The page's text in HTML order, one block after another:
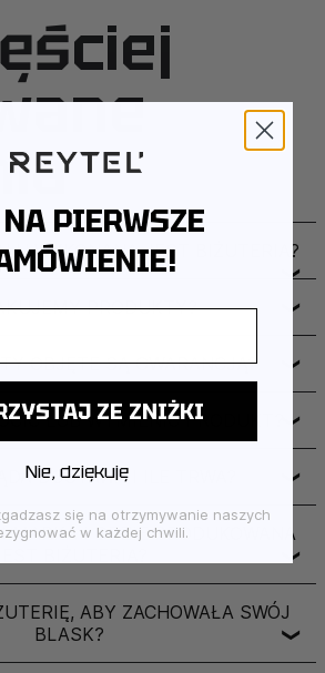
WYKONANA JEST BIŻUTERIA?
❯
PRODUKTY? ❯
OBJĘTE SĄ GWARANCJĄ? ❯
LUB WYMIENIĆ PRODUKT? ❯
DOSTAWA I ILE TRWA? ❯
MARKA I GDZIE PRODUKOWANA
❯
ABY ZACHOWAŁA SWÓJ
BLASK?
❯
NA PIERWSZE
ZE ZNIŻKI
Nie, dziękuję
się na otrzymywanie naszych
w każdej chwili.